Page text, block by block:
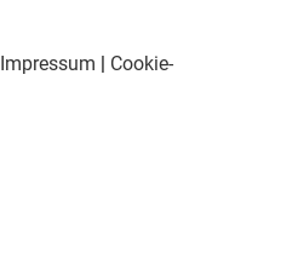
Impressum | Cookie-